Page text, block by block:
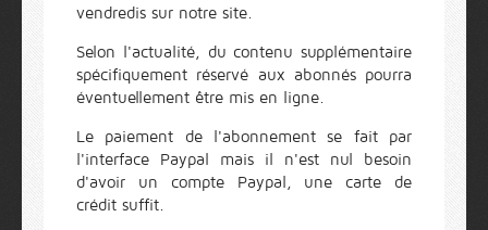
vendredis sur notre site.
Selon l'actualité, du contenu supplémentaire
spécifiquement réservé aux abonnés pourra
éventuellement être mis en ligne.
Le paiement de l'abonnement se fait par
l'interface Paypal mais il n'est nul besoin
d'avoir un compte Paypal, une carte de
crédit suffit.